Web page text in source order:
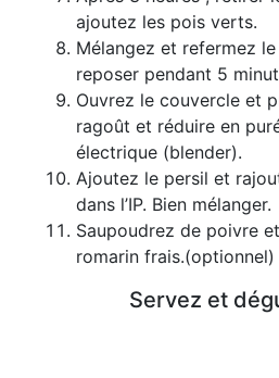
ajoutez les pois verts.
Mélangez et refermez
reposer pendant 5
Ouvrez le couvercle et
ragoût et réduire en
électrique (blender).
Ajoutez le persil et
dans l’IP. Bien mélanger.
Saupoudrez de poivre
romarin frais.(optionnel)
Servez et